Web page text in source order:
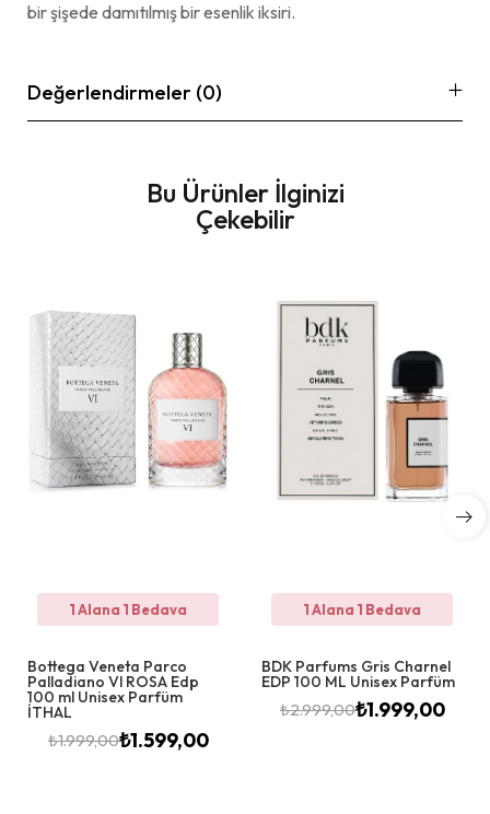
bir şişede damıtılmış bir esenlik iksiri.
Değerlendirmeler (0)
Bu Ürünler İlginizi
Çekebilir
1 Alana 1 Bedava
Bottega Veneta Parco
Palladiano Vl ROSA Edp
100 ml Unisex Parfüm
İTHAL
₺1.999,00₺1.599,00
1 Alana 1 Bedava
BDK Parfums Gris Charnel
EDP 100 ML Unisex Parfüm
₺2.999,00₺1.999,00